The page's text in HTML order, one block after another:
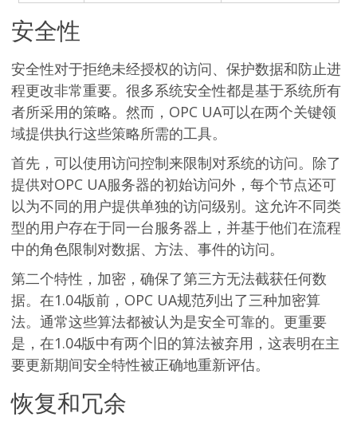
安全性
安全性对于拒绝未经授权的访问、保护数据和防止进
程更改非常重要。很多系统安全性都是基于系统所有
者所采用的策略。然而，OPC UA可以在两个关键领
域提供执行这些策略所需的工具。
首先，可以使用访问控制来限制对系统的访问。除了
提供对OPC UA服务器的初始访问外，每个节点还可
以为不同的用户提供单独的访问级别。这允许不同类
型的用户存在于同一台服务器上，并基于他们在流程
中的角色限制对数据、方法、事件的访问。
第二个特性，加密，确保了第三方无法截获任何数
据。在1.04版前，OPC UA规范列出了三种加密算
法。通常这些算法都被认为是安全可靠的。更重要
是，在1.04版中有两个旧的算法被弃用，这表明在主
要更新期间安全特性被正确地重新评估。
恢复和冗余